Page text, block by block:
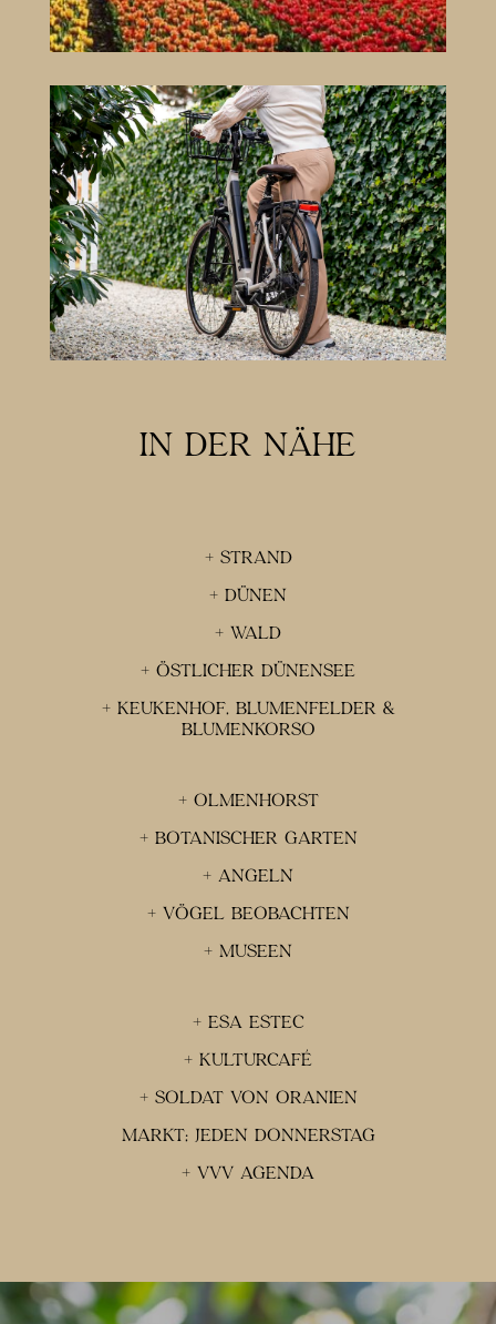
FAHRRÄDER
IN DER NÄHE
+ STRAND
+ DÜNEN
+ WALD
+ ÖSTLICHER DÜNENSEE
+ KEUKENHOF, BLUMENFELDER &
BLUMENKORSO
+ OLMENHORST
+ BOTANISCHER GARTEN
+ ANGELN
+ VÖGEL BEOBACHTEN
+ MUSEEN
+ ESA ESTEC
+ KULTURCAFÉ
+ SOLDAT VON ORANIEN
MARKT; JEDEN DONNERSTAG
+ VVV AGENDA